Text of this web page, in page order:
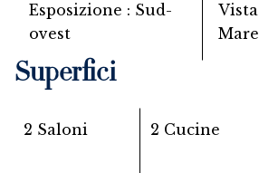
Esposizione
Sud-
ovest
Vista
Mare
Superfici
2 Saloni 2 Cucine